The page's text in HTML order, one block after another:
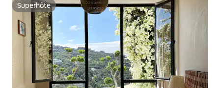
Superhôte
Superhôte